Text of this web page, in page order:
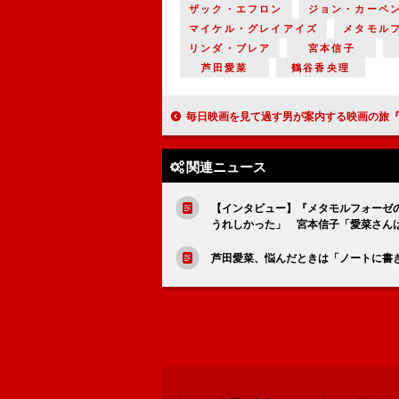
ザック・エフロン
ジョン・カーペ
マイケル・グレイアイズ
メタモル
リンダ・ブレア
宮本信子
芦田愛菜
鶴谷香央理
毎日映画を見て過す男が案内する映画の旅『ストーリー・オブ・フィルム 111の映画旅行』
関連ニュース
【インタビュー】『メタモルフォー
うれしかった」 宮本信子「愛菜さん
芦田愛菜、悩んだときは「ノートに